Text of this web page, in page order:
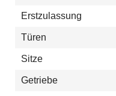
Erstzulassung
Türen
Sitze
Getriebe